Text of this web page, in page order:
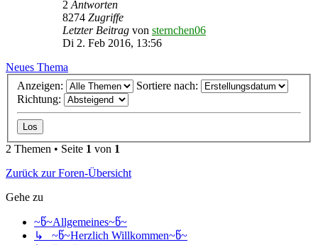
2 Antworten
8274 Zugriffe
Letzter Beitrag von sternchen06
Di 2. Feb 2016, 13:56
Neues Thema
Anzeigen:
Sortiere nach:
Richtung:
2 Themen • Seite 1 von 1
Zurück zur Foren-Übersicht
Gehe zu
~წ~Allgemeines~წ~
↳ ~წ~Herzlich Willkommen~წ~